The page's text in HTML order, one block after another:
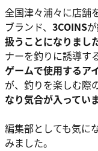
全国津々浦々に店舗
ブランド、 3COINSが
扱うことになりまし
ナーを釣りに誘導す
ゲームで使用するア
が、釣りを楽しむ際
なり気合が入っていま
編集部としても気に
みました。